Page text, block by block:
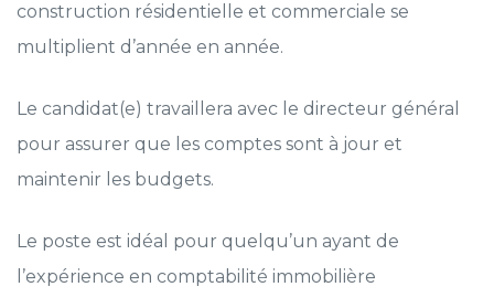
construction résidentielle et commerciale se
multiplient d’année en année.
Le candidat(e) travaillera avec le directeur général
pour assurer que les comptes sont à jour et
maintenir les budgets.
Le poste est idéal pour quelqu’un ayant de
l’expérience en comptabilité immobilière